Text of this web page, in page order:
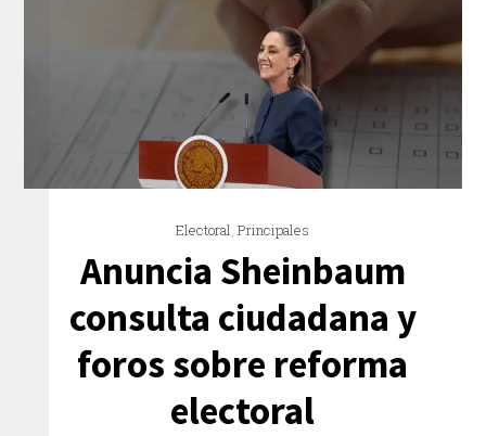
Electoral,Principales
Anuncia Sheinbaum
consulta ciudadana y
foros sobre reforma
electoral